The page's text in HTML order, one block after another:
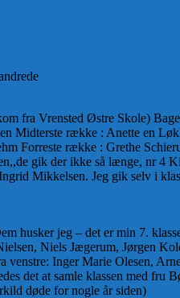
fra Vrensted Østre Skole)
Midterste række : Anette en
Forreste række : Grethe
gik der ikke så længe, nr 4
Mikkelsen. Jeg gik selv i
husker jeg – det er min 7.
Niels Jægerum, Jørgen
venstre: Inger Marie Olesen,
det at samle klassen med fru
døde for nogle år siden)